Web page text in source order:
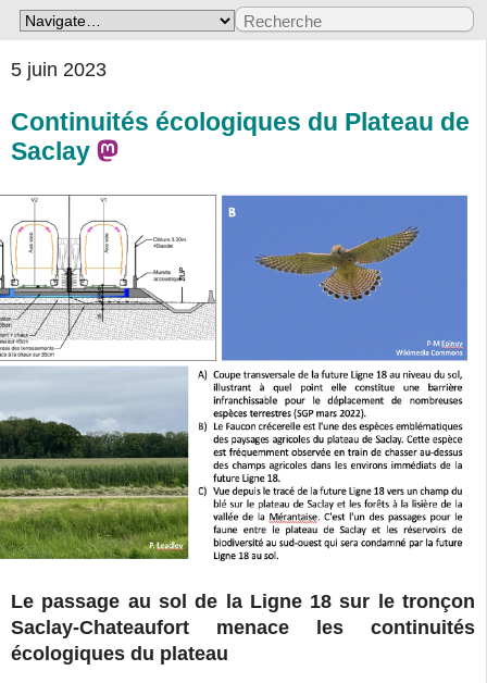
5 juin 2023
Continuités écologiques du Plateau de
Saclay
Le passage au sol de la Ligne 18 sur le tronçon
Saclay-Chateaufort menace les continuités
écologiques du plateau